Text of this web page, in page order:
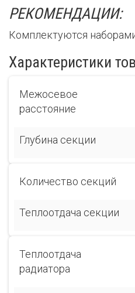
РЕКОМЕНДАЦИИ:
Комплектуются
Характеристики
Межосевое
расстояние
Глубина секции
Количество секций
Теплоотдача секции
Теплоотдача
радиатора